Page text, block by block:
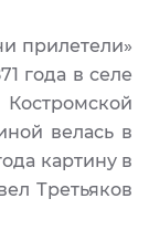
прилетели»
года в селе
велась в
картину в
Третьяков